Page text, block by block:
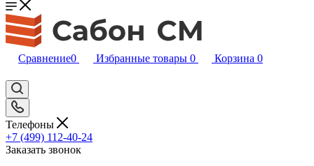
Сравнение0 Избранные товары 0 Корзина 0
Телефоны
+7 (499) 112-40-24
Заказать звонок